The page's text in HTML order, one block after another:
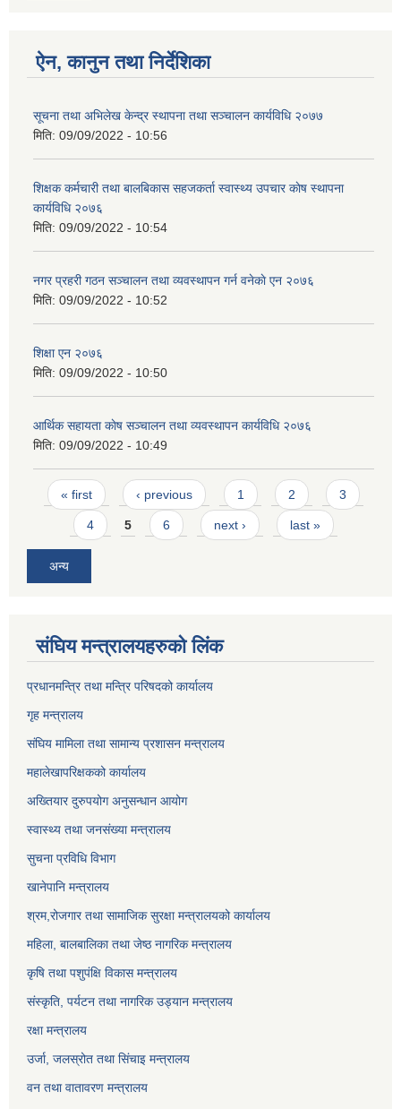
ऐन, कानुन तथा निर्देशिका
सूचना तथा अभिलेख केन्द्र स्थापना तथा सञ्चालन कार्यविधि २०७७
मिति: 09/09/2022 - 10:56
शिक्षक कर्मचारी तथा बालबिकास सहजकर्ता स्वास्थ्य उपचार काेष स्थापना
कार्यविधि २०७६
मिति: 09/09/2022 - 10:54
नगर प्रहरी गठन सञ्चालन तथा व्यवस्थापन गर्न वनेकाे एन २०७६
मिति: 09/09/2022 - 10:52
शिक्षा एन २०७६
मिति: 09/09/2022 - 10:50
आर्थिक सहायता काेष सञ्चालन तथा व्यवस्थापन कार्यविधि २०७६
मिति: 09/09/2022 - 10:49
Pages
« first ‹ previous 1 2 3
4 5 6 next › last »
अन्य
संघिय मन्त्र‍ालयहरुको लिंक
प्रधानमन्त्रि तथा मन्त्रि परिषदको कार्यालय
गृह मन्त्रालय
संघिय मामिला तथा सामान्य प्रशासन मन्त्रालय
महालेखापरिक्षकको कार्यालय
अख्तियार दुरुपयोग अनुसन्धान आयोग
स्वास्थ्य तथा जनसंख्या मन्त्रालय
सुचना प्रविधि विभाग
खानेपानि मन्त्रालय
श्रम,रोजगार तथा सामाजिक सुरक्षा मन्त्रालयको कार्यालय
महिला, बालबालिका तथा जेष्ठ नागरिक मन्त्रालय
कृषि तथा पशुपंक्षि विकास मन्त्रालय
संस्कृति, पर्यटन तथा नागरिक उड्‍यान मन्त्रालय
रक्षा मन्त्रालय
उर्जा, जलस्रोत तथा सिंचाइ मन्त्रालय
वन तथा वातावरण मन्त्रालय